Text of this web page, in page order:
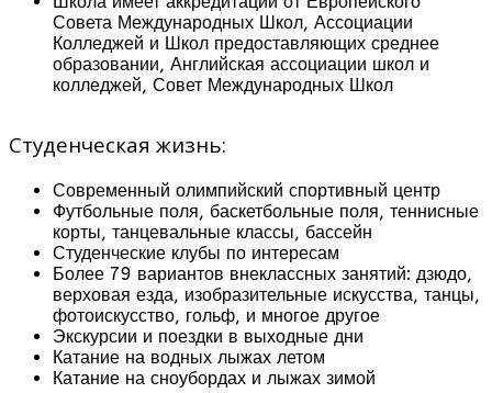
Совета Международных Школ, Ассоциации
Колледжей и Школ предоставляющих среднее
образовании, Английская ассоциации школ и
колледжей, Совет Международных Школ
Студенческая жизнь:
Современный олимпийский спортивный центр
Футбольные поля, баскетбольные поля, теннисные
корты, танцевальные классы, бассейн
Студенческие клубы по интересам
Более 79 вариантов внеклассных занятий: дзюдо,
верховая езда, изобразительные искусства, танцы,
фотоискусство, гольф, и многое другое
Экскурсии и поездки в выходные дни
Катание на водных лыжах летом
Катание на сноубордах и лыжах зимой